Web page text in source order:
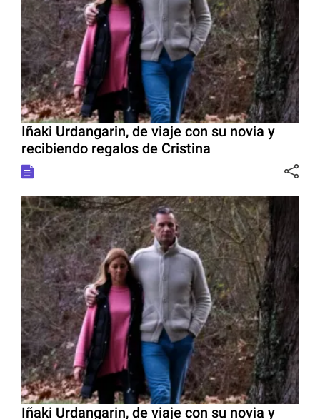
Iñaki Urdangarin, de viaje con su novia y
recibiendo regalos de Cristina
Iñaki Urdangarin, de viaje con su novia y